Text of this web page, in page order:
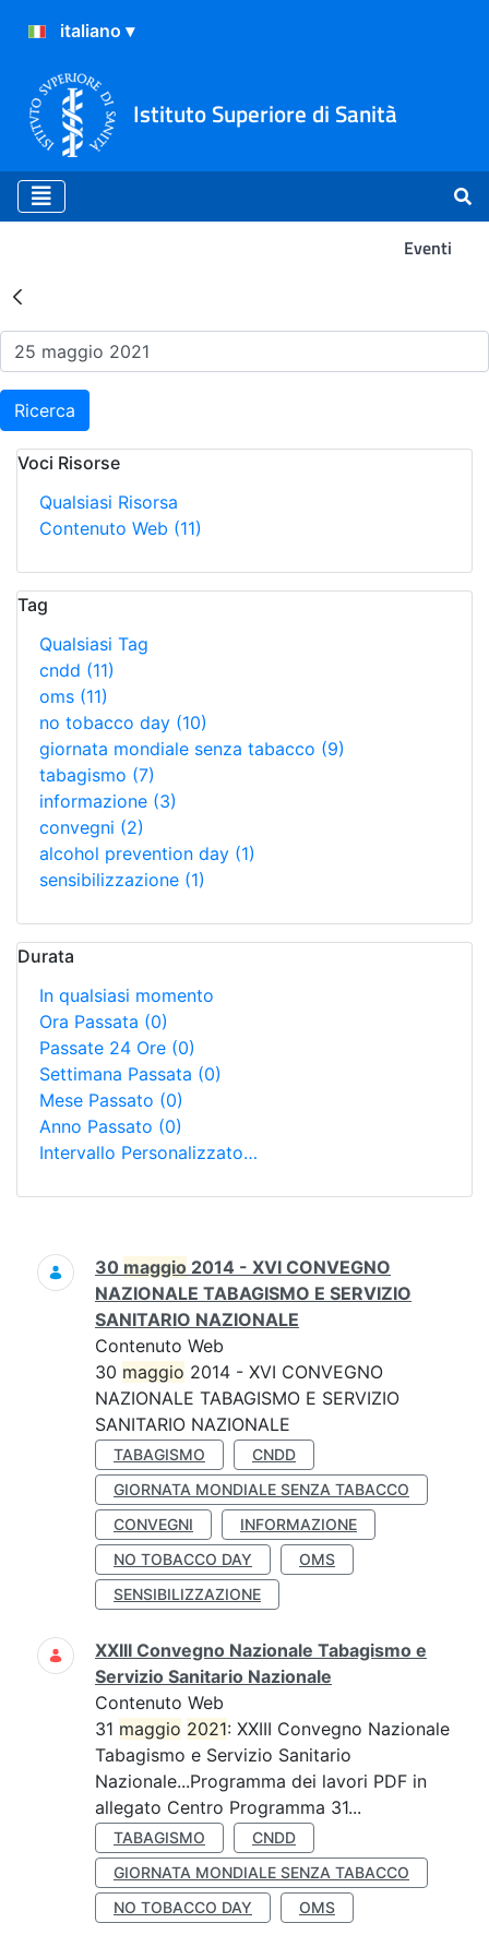
Istituto Superiore di Sanità
Eventi
Risultati della Ricerca -
Ricerca
Voci Risorse
Qualsiasi Risorsa
Contenuto Web (11)
Tag
Qualsiasi Tag
cndd (11)
oms (11)
no tobacco day (10)
giornata mondiale senza tabacco (9)
tabagismo (7)
informazione (3)
convegni (2)
alcohol prevention day (1)
sensibilizzazione (1)
Durata
In qualsiasi momento
Ora Passata (0)
Passate 24 Ore (0)
Settimana Passata (0)
Mese Passato (0)
Anno Passato (0)
Intervallo Personalizzato…
Ricerca
30 maggio 2014 - XVI CONVEGNO
NAZIONALE TABAGISMO E SERVIZIO
SANITARIO NAZIONALE
Contenuto Web
30 maggio 2014 - XVI CONVEGNO
NAZIONALE TABAGISMO E SERVIZIO
SANITARIO NAZIONALE
TABAGISMO
CNDD
GIORNATA MONDIALE SENZA TABACCO
CONVEGNI
INFORMAZIONE
NO TOBACCO DAY
OMS
SENSIBILIZZAZIONE
XXIII Convegno Nazionale Tabagismo e
Servizio Sanitario Nazionale
Contenuto Web
31 maggio 2021: XXIII Convegno Nazionale
Tabagismo e Servizio Sanitario
Nazionale...Programma dei lavori PDF in
allegato Centro Programma 31...
TABAGISMO
CNDD
GIORNATA MONDIALE SENZA TABACCO
NO TOBACCO DAY
OMS